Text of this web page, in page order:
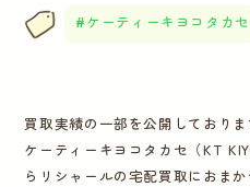
よくあ
バイヤ
ケーティーキヨコタカセ
買取実績の一部を公開しておりま
ケーティーキヨコタカセ（KT
らリシャールの宅配買取におまか